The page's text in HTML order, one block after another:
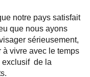
notre pays satisfait
que nous ayons
sérieusement,
à vivre avec le temps
exclusif de la